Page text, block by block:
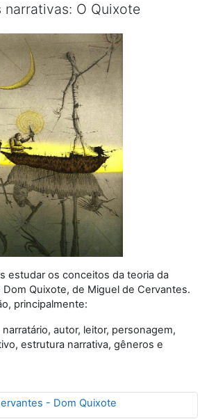
narrativas: O Quixote
estudar os conceitos da teoria da
Dom Quixote, de Miguel de Cervantes.
principalmente:
narratário, autor, leitor, personagem,
estrutura narrativa, gêneros e
- Dom Quixote